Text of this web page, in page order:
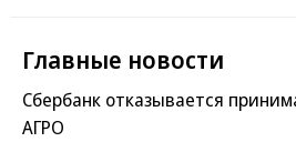
Главные новости
Сбербанк отказывается
АГРО